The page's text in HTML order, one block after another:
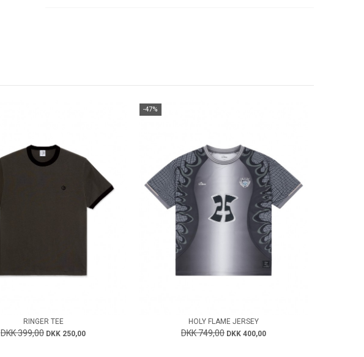
RINGER TEE
DKK 399,00 DKK 250,00
-47%
HOLY FLAME JERSEY
DKK 749,00 DKK 400,00